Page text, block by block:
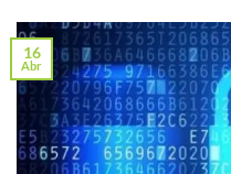
16
Abr